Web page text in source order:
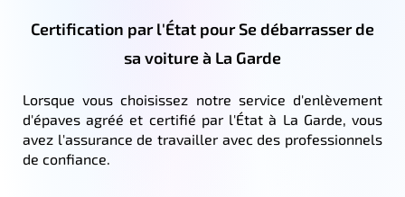
Certification par l'État pour Se débarrasser de
sa voiture à La Garde
Lorsque vous choisissez notre service d'enlèvement
d'épaves agréé et certifié par l'État à La Garde, vous
avez l'assurance de travailler avec des professionnels
de confiance.